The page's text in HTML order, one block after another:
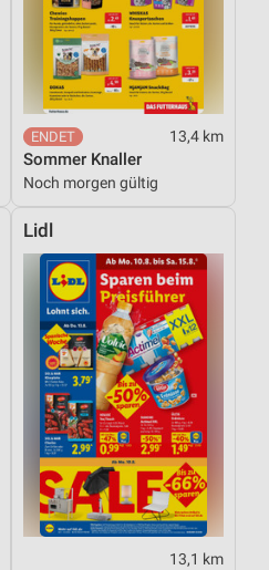
13,4 km
Sommer Knaller
Noch morgen gültig
Lidl
13,1 km